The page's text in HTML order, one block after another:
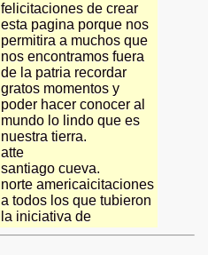
felicitaciones de crear
esta pagina porque nos
permitira a muchos que
nos encontramos fuera
de la patria recordar
gratos momentos y
poder hacer conocer al
mundo lo lindo que es
nuestra tierra.
atte
santiago cueva.
norte americaicitaciones
a todos los que tubieron
la iniciativa de